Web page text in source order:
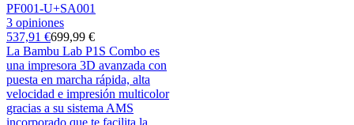
PF001-U+SA001
3 opiniones
537,91 €699,99 €
La Bambu Lab P1S Combo es
una impresora 3D avanzada con
puesta en marcha rápida, alta
velocidad e impresión multicolor
gracias a su sistema AMS
incorporado que te facilita la